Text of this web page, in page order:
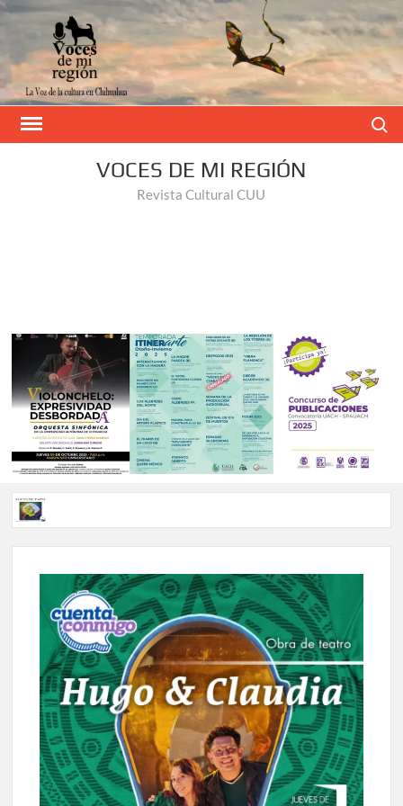
VOCES DE MI REGIÓN
Revista Cultural CUU
Voces de Papel Parral, edición especial Coyame del Sotol
Voces de papel Parral edición Carlos Montemayor #35
A 18 años de su partida, Teatro Bárbaro rinde homenaje a
Víctor Hugo Rascón Banda con Voces en el umbral
Invitan a participar en “Convocatoria UACH-SPAUACH
2026” para publicar textos académicos con sello editorial.